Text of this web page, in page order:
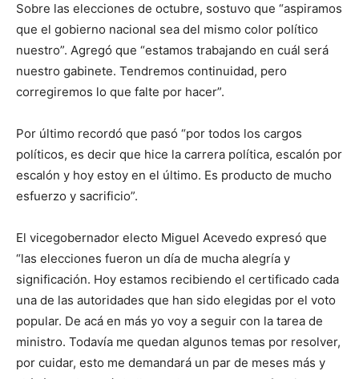
Sobre las elecciones de octubre, sostuvo que “aspiramos
que el gobierno nacional sea del mismo color político
nuestro”. Agregó que “estamos trabajando en cuál será
nuestro gabinete. Tendremos continuidad, pero
corregiremos lo que falte por hacer”.
Por último recordó que pasó “por todos los cargos
políticos, es decir que hice la carrera política, escalón por
escalón y hoy estoy en el último. Es producto de mucho
esfuerzo y sacrificio”.
El vicegobernador electo Miguel Acevedo expresó que
“las elecciones fueron un día de mucha alegría y
significación. Hoy estamos recibiendo el certificado cada
una de las autoridades que han sido elegidas por el voto
popular. De acá en más yo voy a seguir con la tarea de
ministro. Todavía me quedan algunos temas por resolver,
por cuidar, esto me demandará un par de meses más y